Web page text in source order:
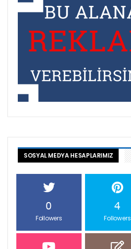
SOSYAL MEDYA HESAPLARIMIZ
0
Followers
4
Followers